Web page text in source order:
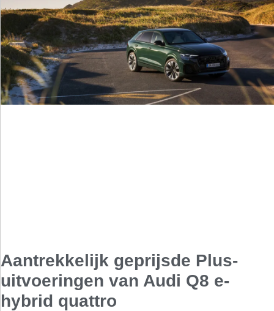
Aantrekkelijk geprijsde Plus-
uitvoeringen van Audi Q8 e-
hybrid quattro